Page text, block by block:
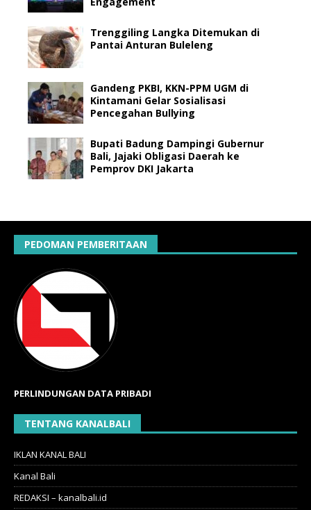
Trenggiling Langka Ditemukan di
Pantai Anturan Buleleng
Gandeng PKBI, KKN-PPM UGM di
Kintamani Gelar Sosialisasi
Pencegahan Bullying
Bupati Badung Dampingi Gubernur
Bali, Jajaki Obligasi Daerah ke
Pemprov DKI Jakarta
PEDOMAN PEMBERITAAN
PERLINDUNGAN DATA PRIBADI
TENTANG KANALBALI
IKLAN KANAL BALI
Kanal Bali
REDAKSI – kanalbali.id